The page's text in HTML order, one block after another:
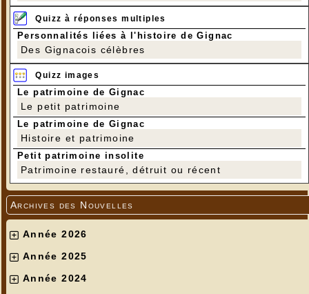
Quizz à réponses multiples
Personnalités liées à l'histoire de Gignac
Des Gignacois célèbres
Quizz images
Le patrimoine de Gignac
Le petit patrimoine
Le patrimoine de Gignac
Histoire et patrimoine
Petit patrimoine insolite
Patrimoine restauré, détruit ou récent
Archives des Nouvelles
Année 2026
Année 2025
Année 2024